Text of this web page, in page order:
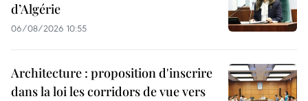
d’Algérie
06/08/2026 10:55
Architecture : proposition d'inscrire
dans la loi les corridors de vue vers